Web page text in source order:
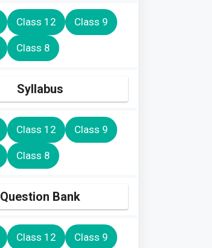
Class 12 Class 9
Class 8
Syllabus
Class 12 Class 9
Class 8
Question Bank
Class 12 Class 9